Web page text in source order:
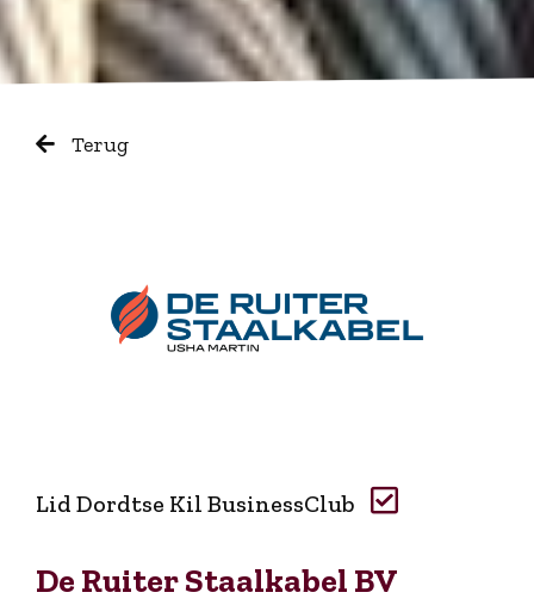
Terug
Lid Dordtse Kil BusinessClub
De Ruiter Staalkabel BV